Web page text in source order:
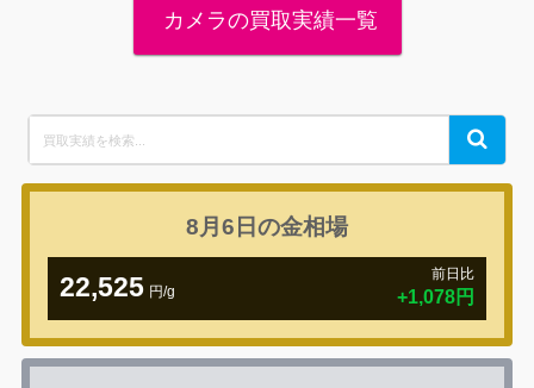
カメラの買取実績一覧
for:
Search
8月6日の金相場
22,525 円/g
前日比
+1,078円